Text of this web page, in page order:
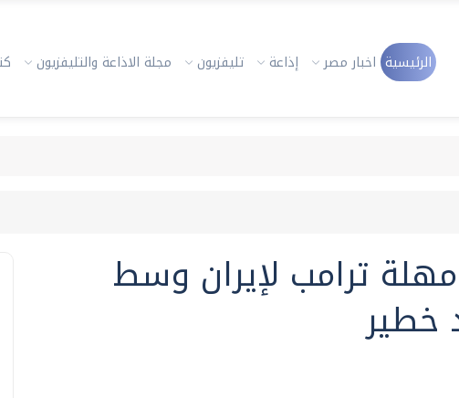
الرئيسية اخبار مصر إذاعة تليفزيون مجلة الاذاعة والتليفزيون
ترامب لإيران وسط
خطير